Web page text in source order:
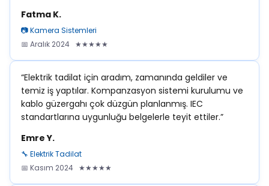
Fatma K.
📷 Kamera Sistemleri
📅 Aralık 2024 ★★★★★
“Elektrik tadilat için aradım, zamanında geldiler ve
temiz iş yaptılar. Kompanzasyon sistemi kurulumu ve
kablo güzergahı çok düzgün planlanmış. IEC
standartlarına uygunluğu belgelerle teyit ettiler.”
Emre Y.
🔧 Elektrik Tadilat
📅 Kasım 2024 ★★★★★